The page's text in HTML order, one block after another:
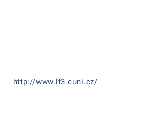
http://www.lf3.cuni.cz/